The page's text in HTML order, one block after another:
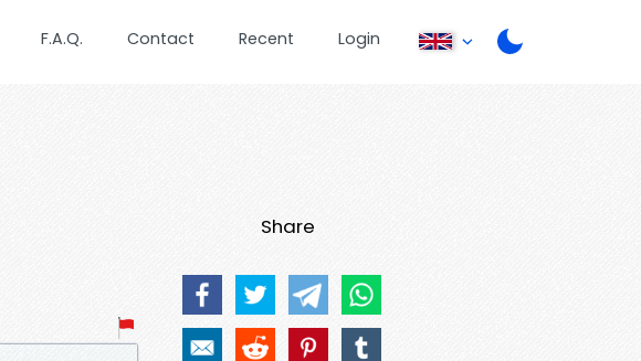
F.A.Q. Contact Recent Login
Share